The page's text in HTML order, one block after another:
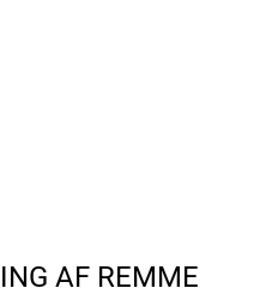
AF REMME